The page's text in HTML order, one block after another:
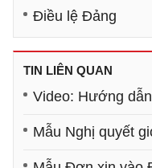
Điều lệ Đảng
TIN LIÊN QUAN
Video: Hướng
Mẫu Nghị quyết